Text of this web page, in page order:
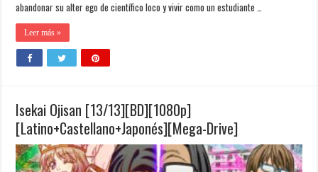
abandonar su alter ego de científico loco y vivir como un estudiante …
Leer más »
Isekai Ojisan [13/13][BD][1080p]
[Latino+Castellano+Japonés][Mega-Drive]